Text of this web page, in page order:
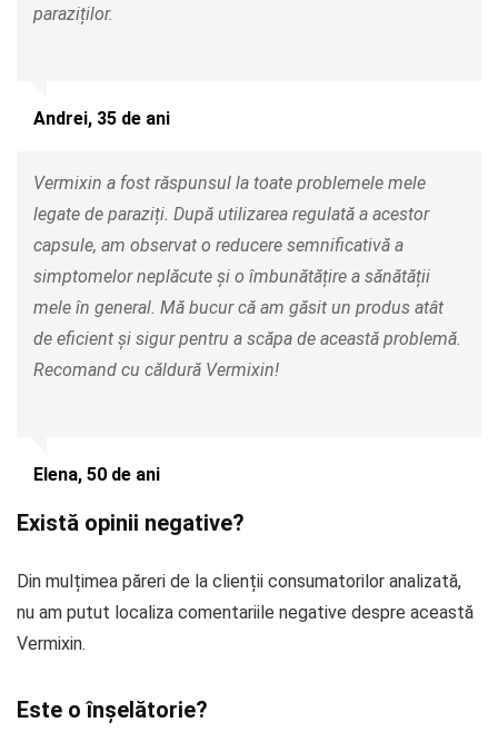
paraziților.
Andrei, 35 de ani
Vermixin a fost răspunsul la toate problemele mele
legate de paraziți. După utilizarea regulată a acestor
capsule, am observat o reducere semnificativă a
simptomelor neplăcute și o îmbunătățire a sănătății
mele în general. Mă bucur că am găsit un produs atât
de eficient și sigur pentru a scăpa de această problemă.
Recomand cu căldură Vermixin!
Elena, 50 de ani
Există opinii negative?
Din mulțimea păreri de la clienții consumatorilor analizată,
nu am putut localiza comentariile negative despre această
Vermixin.
Este o înșelătorie?